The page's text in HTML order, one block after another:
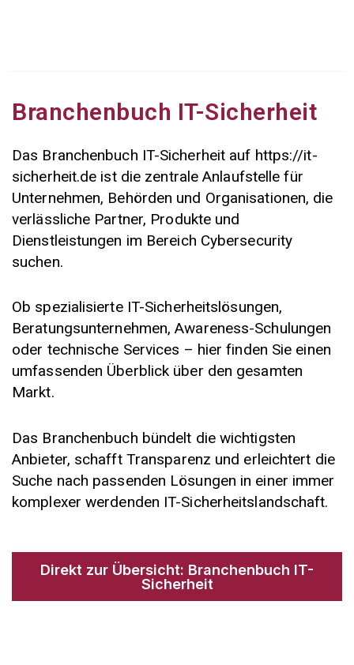
Branchenbuch IT-Sicherheit
Das Branchenbuch IT-Sicherheit auf https://it-
sicherheit.de ist die zentrale Anlaufstelle für
Unternehmen, Behörden und Organisationen, die
verlässliche Partner, Produkte und
Dienstleistungen im Bereich Cybersecurity
suchen.
Ob spezialisierte IT-Sicherheitslösungen,
Beratungsunternehmen, Awareness-Schulungen
oder technische Services – hier finden Sie einen
umfassenden Überblick über den gesamten
Markt.
Das Branchenbuch bündelt die wichtigsten
Anbieter, schafft Transparenz und erleichtert die
Suche nach passenden Lösungen in einer immer
komplexer werdenden IT-Sicherheitslandschaft.
Direkt zur Übersicht: Branchenbuch IT-
Sicherheit